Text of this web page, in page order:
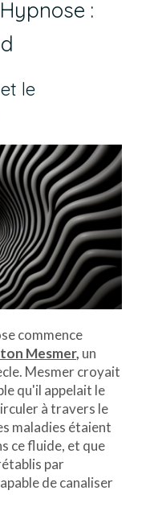
:
le
commence
Mesmer, un
Mesmer croyait
qu'il appelait le
à travers le
maladies étaient
ce fluide, et que
par
de canaliser